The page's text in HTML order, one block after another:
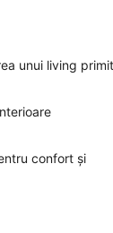
unui living
confort și